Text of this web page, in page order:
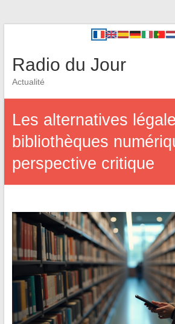
Radio du Jour
Actualité
Les alternatives
bibliothèques
perspective critique